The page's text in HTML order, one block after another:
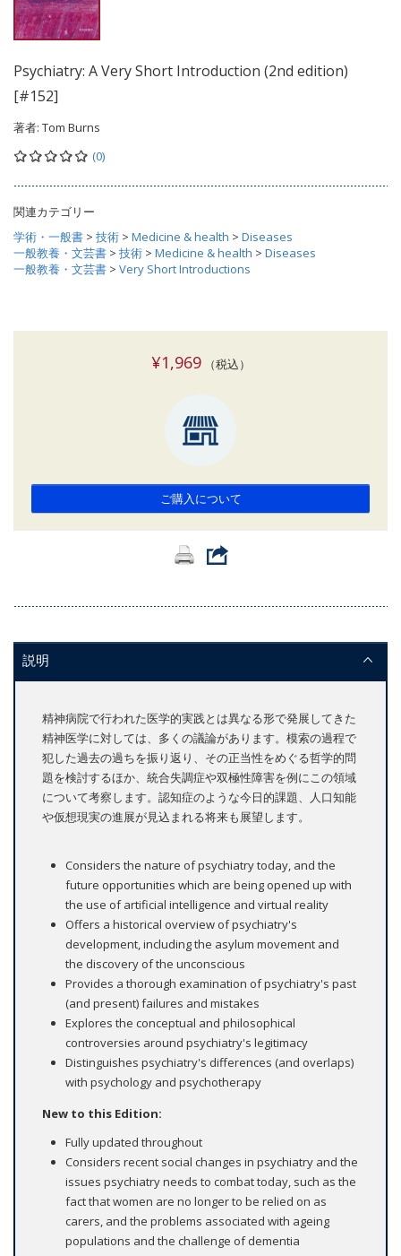
Psychiatry: A Very Short Introduction (2nd edition)
[#152]
著者: Tom Burns
(0)
関連カテゴリー
学術・一般書 > 技術 > Medicine & health > Diseases
一般教養・文芸書 > 技術 > Medicine & health > Diseases
一般教養・文芸書 > Very Short Introductions
¥1,969（税込）
ご購入について
説明
精神病院で行われた医学的実践とは異なる形で発展してきた
精神医学に対しては、多くの議論があります。模索の過程で
犯した過去の過ちを振り返り、その正当性をめぐる哲学的問
題を検討するほか、統合失調症や双極性障害を例にこの領域
について考察します。認知症のような今日的課題、人口知能
や仮想現実の進展が見込まれる将来も展望します。
Considers the nature of psychiatry today, and the
future opportunities which are being opened up with
the use of artificial intelligence and virtual reality
Offers a historical overview of psychiatry's
development, including the asylum movement and
the discovery of the unconscious
Provides a thorough examination of psychiatry's past
(and present) failures and mistakes
Explores the conceptual and philosophical
controversies around psychiatry's legitimacy
Distinguishes psychiatry's differences (and overlaps)
with psychology and psychotherapy
New to this Edition:
Fully updated throughout
Considers recent social changes in psychiatry and the
issues psychiatry needs to combat today, such as the
fact that women are no longer to be relied on as
carers, and the problems associated with ageing
populations and the challenge of dementia